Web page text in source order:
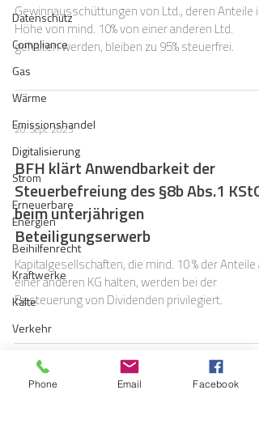
Datenschutz
Compliance
Gas
Wärme
Emissionshandel
Digitalisierung
Strom
Erneuerbare
Energien
Beihilfenrecht
Kraftwerke
Kälte
Verkehr
Umweltrecht
Gewinnausschüttungen von Ltd., deren Anteile in
Höhe von mind. 10% von einer anderen Ltd.
gehalten werden, bleiben zu 95% steuerfrei.
20. Sept. 2023
BFH klärt Anwendbarkeit der
Steuerbefreiung des §8b Abs.1 KStG
beim unterjährigen
Beteiligungserwerb
Kapitalgesellschaften, die mind. 10 % der Anteile
einer anderen KG halten, werden bei der
Besteuerung von Dividenden privilegiert.
30. Sept. 2021
Phone Email Facebook